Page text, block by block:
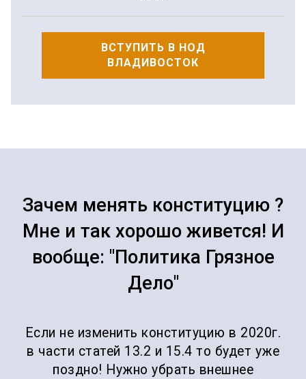
ВСТУПИТЬ В НОД
ВЛАДИВОСТОК
Зачем менять конституцию ?
Мне и так хорошо живется! И
вообще: "Политика Грязное
Дело"
Если не изменить конституцию в 2020г.
в части статей 13.2 и 15.4 то будет уже
поздно! Нужно убрать внешнее